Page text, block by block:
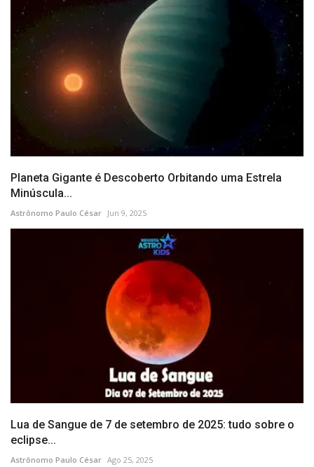
Planeta Gigante é Descoberto Orbitando uma Estrela
Minúscula...
Astrônomo Paulo César Jun 9, 2025
Lua de Sangue de 7 de setembro de 2025: tudo sobre o
eclipse...
Astrônomo Paulo César Ago 25, 2025